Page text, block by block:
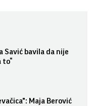
Savić bavila da nije
to“
Maja Berović